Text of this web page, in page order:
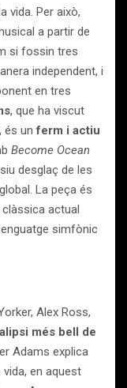
vida. Per això,
a partir de
si fossin tres
independent, i
en tres
, que ha viscut
és unferm i actiu
Become Ocean
desglaç de les
La peça és
actual
simfònic
Alex Ross,
més bell de
Adams explica
en aquest